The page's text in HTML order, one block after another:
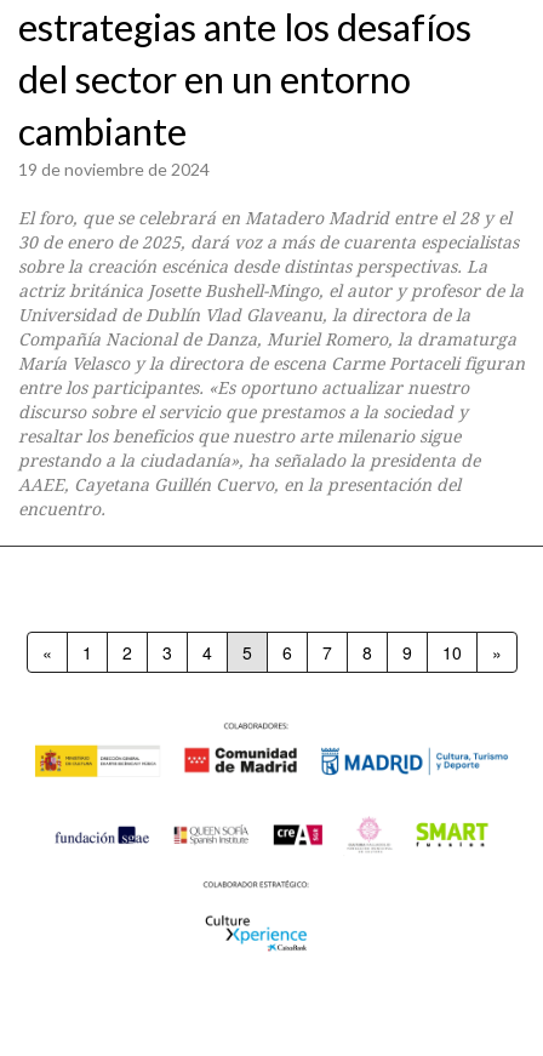
estrategias ante los desafíos
del sector en un entorno
cambiante
19 de noviembre de 2024
El foro, que se celebrará en Matadero Madrid entre el 28 y el
30 de enero de 2025, dará voz a más de cuarenta especialistas
sobre la creación escénica desde distintas perspectivas. La
actriz británica Josette Bushell-Mingo, el autor y profesor de la
Universidad de Dublín Vlad Glaveanu, la directora de la
Compañía Nacional de Danza, Muriel Romero, la dramaturga
María Velasco y la directora de escena Carme Portaceli figuran
entre los participantes. «Es oportuno actualizar nuestro
discurso sobre el servicio que prestamos a la sociedad y
resaltar los beneficios que nuestro arte milenario sigue
prestando a la ciudadanía», ha señalado la presidenta de
AAEE, Cayetana Guillén Cuervo, en la presentación del
encuentro.
« 1 2 3 4 5 6 7 8 9 10 »